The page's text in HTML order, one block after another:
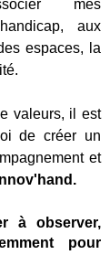
mes
aux
espaces, la
valeurs, il est
de créer un
et
Innov'hand.
à observer,
pour